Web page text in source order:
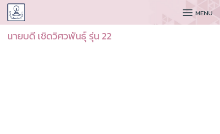
CUDAA MENU
นายบดี เชิดวิศวพันธุ์ รุ่น 22